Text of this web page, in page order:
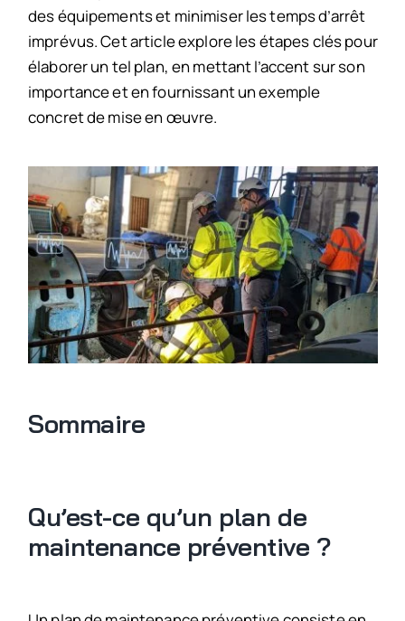
des équipements et minimiser les temps d’arrêt
imprévus. Cet article explore les étapes clés pour
élaborer un tel plan, en mettant l’accent sur son
importance et en fournissant un exemple
concret de mise en œuvre.
Sommaire
Qu’est-ce qu’un plan de
maintenance préventive ?